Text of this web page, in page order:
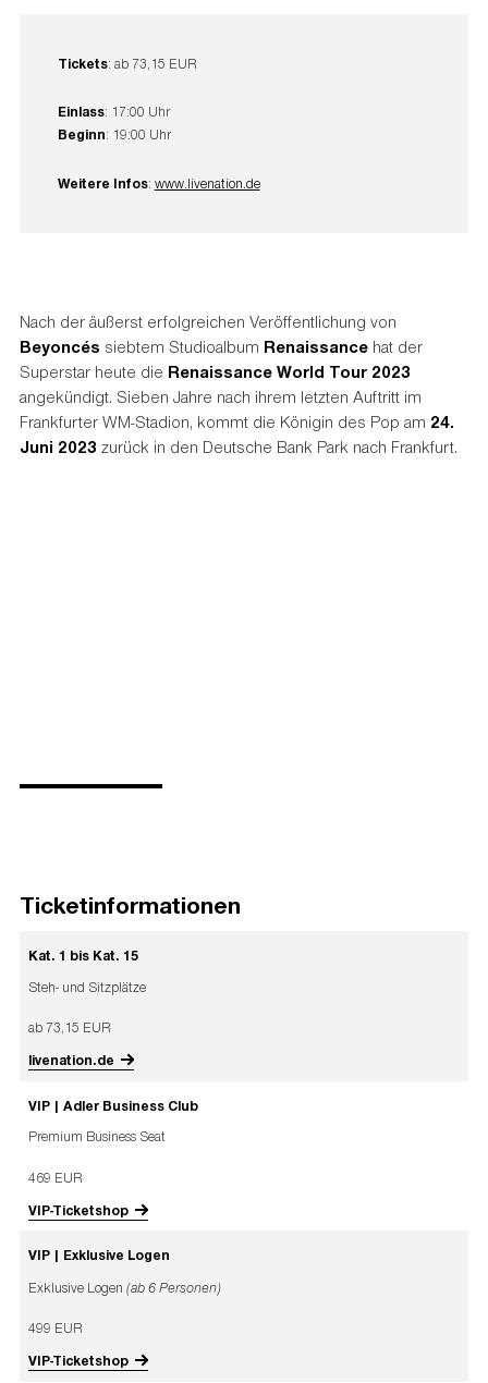
Tickets: ab 73,15 EUR
Einlass: 17:00 Uhr
Beginn: 19:00 Uhr
Weitere Infos: www.livenation.de
Nach der äußerst erfolgreichen Veröffentlichung von
Beyoncés siebtem Studioalbum Renaissance hat der
Superstar heute die Renaissance World Tour 2023
angekündigt. Sieben Jahre nach ihrem letzten Auftritt im
Frankfurter WM-Stadion, kommt die Königin des Pop am 24.
Juni 2023 zurück in den Deutsche Bank Park nach Frankfurt.
Ticketinformationen
Kat. 1 bis Kat. 15
Steh- und Sitzplätze
ab 73,15 EUR
livenation.de
VIP | Adler Business Club
Premium Business Seat
469 EUR
VIP-Ticketshop
VIP | Exklusive Logen
Exklusive Logen(ab 6 Personen)
499 EUR
VIP-Ticketshop